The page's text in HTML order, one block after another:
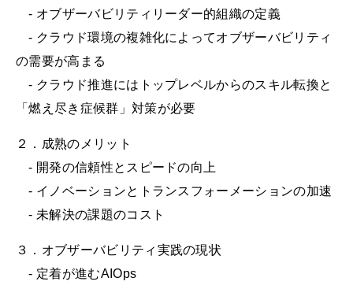
- オブザーバビリティリーダー的組織の定義
- クラウド環境の複雑化によってオブザーバビリティ
の需要が高まる
- クラウド推進にはトップレベルからのスキル転換と
「燃え尽き症候群」対策が必要
２．成熟のメリット
- 開発の信頼性とスピードの向上
- イノベーションとトランスフォーメーションの加速
- 未解決の課題のコスト
３．オブザーバビリティ実践の現状
- 定着が進むAIOps